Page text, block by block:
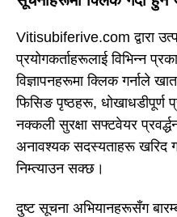
Vitisubiferive.com द्वारा
प्रयोगकर्ताहरूलाई विभिन्न
विज्ञापनहरूमा क्लिक गर्नाले
फिसिङ पृष्ठहरू, धोखाधडीपूर्ण
नक्कली सुरक्षा सफ्टवेयर
अनावश्यक सदस्यताहरू खरिद
निम्त्याउन सक्छ।
दुष्ट सूचना अभियानहरूसँग